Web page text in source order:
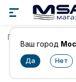
Ваш город
Главная